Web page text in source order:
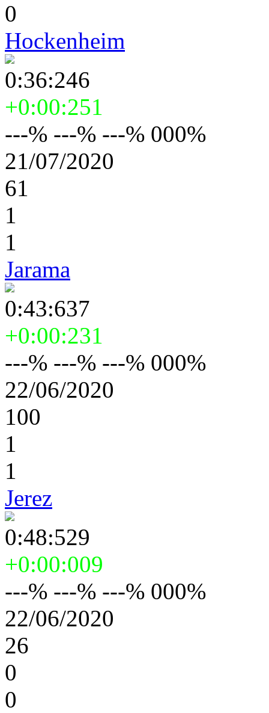
0
Hockenheim
0:36:246
+0:00:251
---% ---% ---% 000%
21/07/2020
61
1
1
Jarama
0:43:637
+0:00:231
---% ---% ---% 000%
22/06/2020
100
1
1
Jerez
0:48:529
+0:00:009
---% ---% ---% 000%
22/06/2020
26
0
0